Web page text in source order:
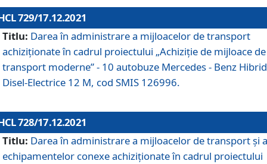
729/17.12.2021
Titlu: Darea în administrare a mijloacelor de transport
achiziționate în cadrul proiectului „Achiziţie de mijloace de
transport moderne” - 10 autobuze Mercedes - Benz Hibrid
Disel-Electrice 12 M, cod SMIS 126996.
728/17.12.2021
Titlu: Darea în administrare a mijloacelor de transport și a
echipamentelor conexe achiziționate în cadrul proiectului